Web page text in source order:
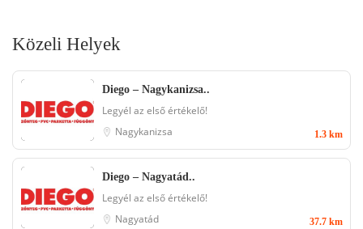
Közeli Helyek
Diego – Nagykanizsa..
Legyél az első értékelő!
Nagykanizsa
1.3 km
Diego – Nagyatád..
Legyél az első értékelő!
Nagyatád
37.7 km